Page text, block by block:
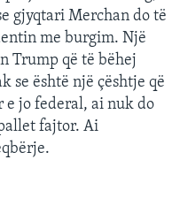
gjyqtari Merchan do të
me burgim. Një
Trump që të bëhej
se është një çështje që
e jo federal, ai nuk do
fajtor. Ai